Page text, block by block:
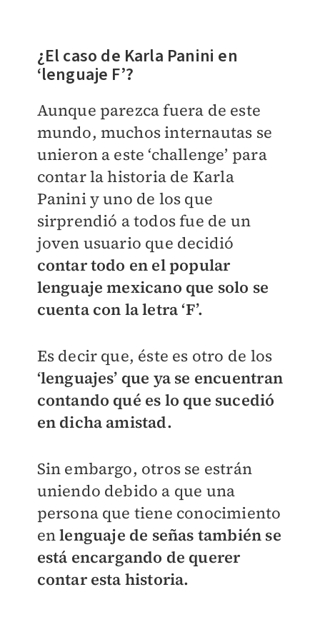
¿El caso de Karla Panini en
‘lenguaje F’?
Aunque parezca fuera de este
mundo, muchos internautas se
unieron a este ‘challenge’ para
contar la historia de Karla
Panini y uno de los que
sirprendió a todos fue de un
joven usuario que decidió
contar todo en el popular
lenguaje mexicano que solo se
cuenta con la letra ‘F’.
Es decir que, éste es otro de los
‘lenguajes’ que ya se encuentran
contando qué es lo que sucedió
en dicha amistad.
Sin embargo, otros se estrán
uniendo debido a que una
persona que tiene conocimiento
enlenguaje de señas también se
está encargando de querer
contar esta historia.